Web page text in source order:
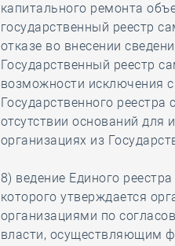
капитального ремонта
государственный реестр
отказе во внесении
Государственный реестр
возможности исключения
Государственного
отсутствии оснований для
организациях из
8) ведение Единого
которого утверждается
организациями по
власти, осуществляющим